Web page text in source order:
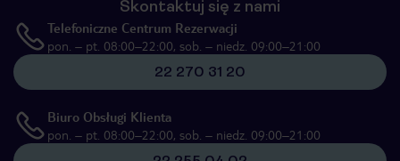
Skontaktuj się z nami
Telefoniczne Centrum Rezerwacji
pon. – pt. 08:00–22:00, sob. – niedz. 09:00–21:00
22 270 31 20
Biuro Obsługi Klienta
pon. – pt. 08:00–22:00, sob. – niedz. 09:00–21:00